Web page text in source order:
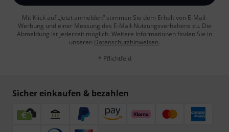
Mit Klick auf „Jetzt anmelden“ stimmen Sie dem Erhalt von E-Mail-
Werbung und einer Messung des E-Mail-Nutzungsverhaltens zu. Die
Abmeldung ist jederzeit möglich. Weitere Informationen finden Sie in
unseren Datenschutzhinweisen.
* Pflichtfeld
Sicher einkaufen & bezahlen